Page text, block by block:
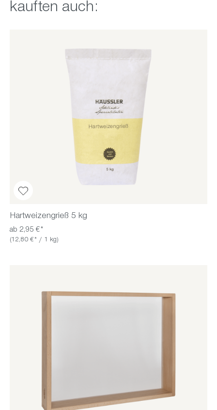
kauften auch:
Hartweizengrieß 5 kg
ab 2,95 €*
(12,80 €* / 1 kg)